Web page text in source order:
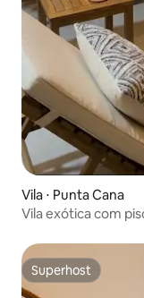
Vila ⋅ Punta Cana
Vila exótica com
Superhost
Superhost